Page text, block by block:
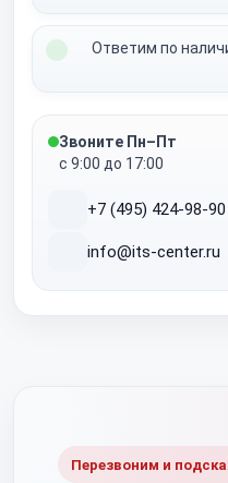
Ответим по
Звоните Пн–Пт
с 9:00 до 17:00
+7 (495) 424-98-90
info@its-center.ru
Перезвоним и